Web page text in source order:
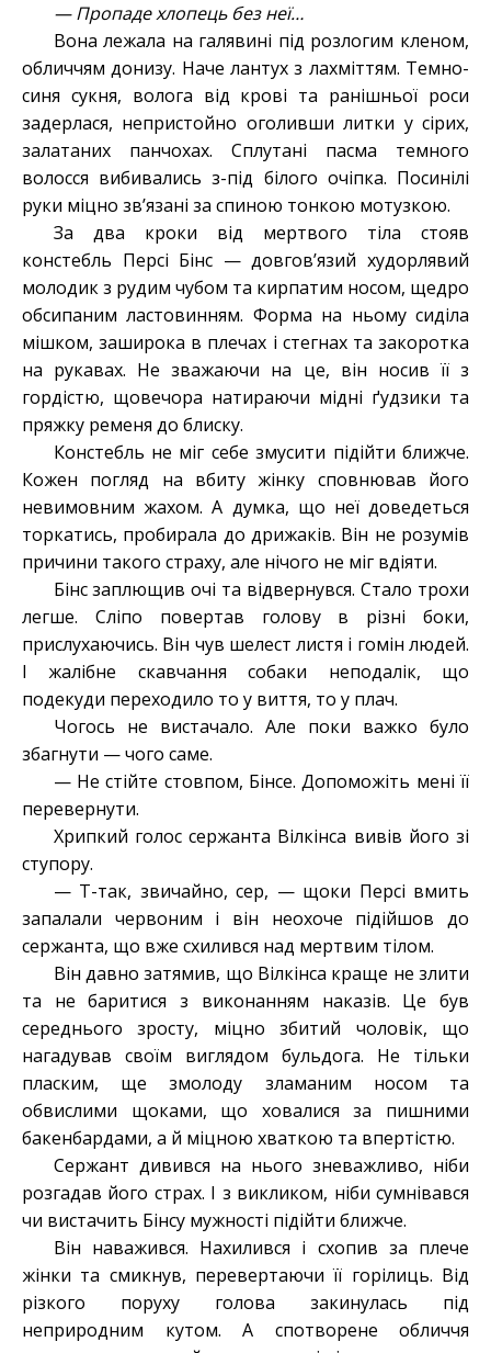
— Пропаде хлопець без неї…
Вона лежала на галявині під розлогим кленом,
обличчям донизу. Наче лантух з лахміттям. Темно-
синя сукня, волога від крові та ранішньої роси
задерлася, непристойно оголивши литки у сірих,
залатаних панчохах. Сплутані пасма темного
волосся вибивались з-під білого очіпка. Посинілі
руки міцно зв’язані за спиною тонкою мотузкою.
За два кроки від мертвого тіла стояв
констебль Персі Бінс — довгов’язий худорлявий
молодик з рудим чубом та кирпатим носом, щедро
обсипаним ластовинням. Форма на ньому сиділа
мішком, заширока в плечах і стегнах та закоротка
на рукавах. Не зважаючи на це, він носив її з
гордістю, щовечора натираючи мідні ґудзики та
пряжку ременя до блиску.
Констебль не міг себе змусити підійти ближче.
Кожен погляд на вбиту жінку сповнював його
невимовним жахом. А думка, що неї доведеться
торкатись, пробирала до дрижаків. Він не розумів
причини такого страху, але нічого не міг вдіяти.
Бінс заплющив очі та відвернувся. Стало трохи
легше. Сліпо повертав голову в різні боки,
прислухаючись. Він чув шелест листя і гомін людей.
І жалібне скавчання собаки неподалік, що
подекуди переходило то у виття, то у плач.
Чогось не вистачало. Але поки важко було
збагнути — чого саме.
— Не стійте стовпом, Бінсе. Допоможіть мені її
перевернути.
Хрипкий голос сержанта Вілкінса вивів його зі
ступору.
— Т-так, звичайно, сер, — щоки Персі вмить
запалали червоним і він неохоче підійшов до
сержанта, що вже схилився над мертвим тілом.
Він давно затямив, що Вілкінса краще не злити
та не баритися з виконанням наказів. Це був
середнього зросту, міцно збитий чоловік, що
нагадував своїм виглядом бульдога. Не тільки
пласким, ще змолоду зламаним носом та
обвислими щоками, що ховалися за пишними
бакенбардами, а й міцною хваткою та впертістю.
Сержант дивився на нього зневажливо, ніби
розгадав його страх. І з викликом, ніби сумнівався
чи вистачить Бінсу мужності підійти ближче.
Він наважився. Нахилився і схопив за плече
жінки та смикнув, перевертаючи її горілиць. Від
різкого поруху голова закинулась під
неприродним кутом. А спотворене обличчя